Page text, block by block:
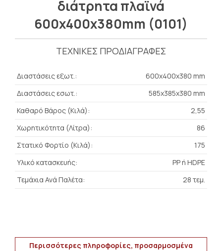
διάτρητα πλαϊνά
600x400x380mm (0101)
ΤΕΧΝΙΚΕΣ ΠΡΟΔΙΑΓΡΑΦΕΣ
Διαστάσεις εξωτ.:
600x400x380 mm
Διαστάσεις εσωτ.:
585x385x380 mm
Καθαρό Βάρος (Κιλά):
2,55
Χωρητικότητα (Λίτρα):
86
Στατικό Φορτίο (Κιλά):
175
Υλικό κατασκευής:
PP ή HDPE
Τεμάχια Ανά Παλέτα:
28 τεμ.
Περισσότερες πληροφορίες, προσαρμοσμένα